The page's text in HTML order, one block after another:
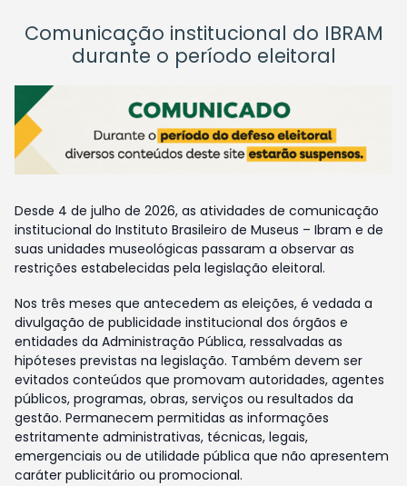
Comunicação institucional do IBRAM
durante o período eleitoral
Desde 4 de julho de 2026, as atividades de comunicação
institucional do Instituto Brasileiro de Museus – Ibram e de
suas unidades museológicas passaram a observar as
restrições estabelecidas pela legislação eleitoral.
Nos três meses que antecedem as eleições, é vedada a
divulgação de publicidade institucional dos órgãos e
entidades da Administração Pública, ressalvadas as
hipóteses previstas na legislação. Também devem ser
evitados conteúdos que promovam autoridades, agentes
públicos, programas, obras, serviços ou resultados da
gestão. Permanecem permitidas as informações
estritamente administrativas, técnicas, legais,
emergenciais ou de utilidade pública que não apresentem
caráter publicitário ou promocional.